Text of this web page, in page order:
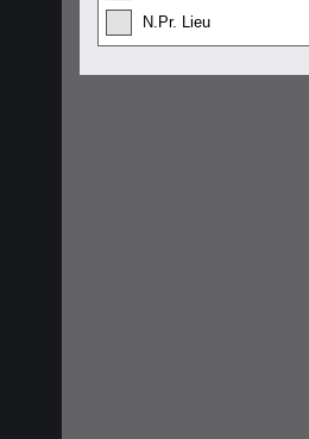
N.Pr. Lieu